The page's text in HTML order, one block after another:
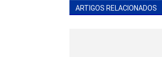
ARTIGOS RELACIONADOS